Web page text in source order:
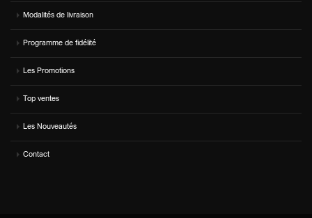
Modalités de livraison
Programme de fidélité
Les Promotions
Top ventes
Les Nouveautés
Contact